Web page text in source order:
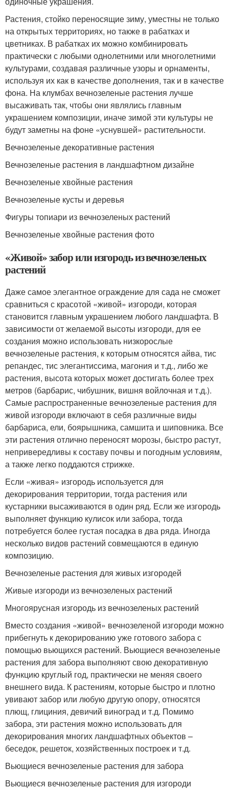
Растения, стойко переносящие зиму, уместны не только
на открытых территориях, но также в рабатках и
цветниках. В рабатках их можно комбинировать
практически с любыми однолетними или многолетними
культурами, создавая различные узоры и орнаменты,
используя их как в качестве дополнения, так и в качестве
фона. На клумбах вечнозеленые растения лучше
высаживать так, чтобы они являлись главным
украшением композиции, иначе зимой эти культуры не
будут заметны на фоне «уснувшей» растительности.
Вечнозеленые декоративные растения
Вечнозеленые растения в ландшафтном дизайне
Вечнозеленые хвойные растения
Вечнозеленые кусты и деревья
Фигуры топиари из вечнозеленых растений
Вечнозеленые хвойные растения фото
«Живой» забор или изгородь из вечнозеленых
растений
Даже самое элегантное ограждение для сада не сможет
сравниться с красотой «живой» изгороди, которая
становится главным украшением любого ландшафта. В
зависимости от желаемой высоты изгороди, для ее
создания можно использовать низкорослые
вечнозеленые растения, к которым относятся айва, тис
репандес, тис элегантиссима, магония и т.д., либо же
растения, высота которых может достигать более трех
метров (барбарис, чибушник, вишня войлочная и т.д.).
Самые распространенные вечнозеленые растения для
живой изгороди включают в себя различные виды
барбариса, ели, боярышника, самшита и шиповника. Все
эти растения отлично переносят морозы, быстро растут,
непривередливы к составу почвы и погодным условиям,
а также легко поддаются стрижке.
Если «живая» изгородь используется для
декорирования территории, тогда растения или
кустарники высаживаются в один ряд. Если же изгородь
выполняет функцию кулисок или забора, тогда
потребуется более густая посадка в два ряда. Иногда
несколько видов растений совмещаются в единую
композицию.
Вечнозеленые растения для живых изгородей
Живые изгороди из вечнозеленых растений
Многоярусная изгородь из вечнозеленых растений
Вместо создания «живой» вечнозеленой изгороди можно
прибегнуть к декорированию уже готового забора с
помощью вьющихся растений. Вьющиеся вечнозеленые
растения для забора выполняют свою декоративную
функцию круглый год, практически не меняя своего
внешнего вида. К растениям, которые быстро и плотно
увивают забор или любую другую опору, относятся
плющ, глициния, девичий виноград и т.д. Помимо
забора, эти растения можно использовать для
декорирования многих ландшафтных объектов –
беседок, решеток, хозяйственных построек и т.д.
Вьющиеся вечнозеленые растения для забора
Вьющиеся вечнозеленые растения для изгороди